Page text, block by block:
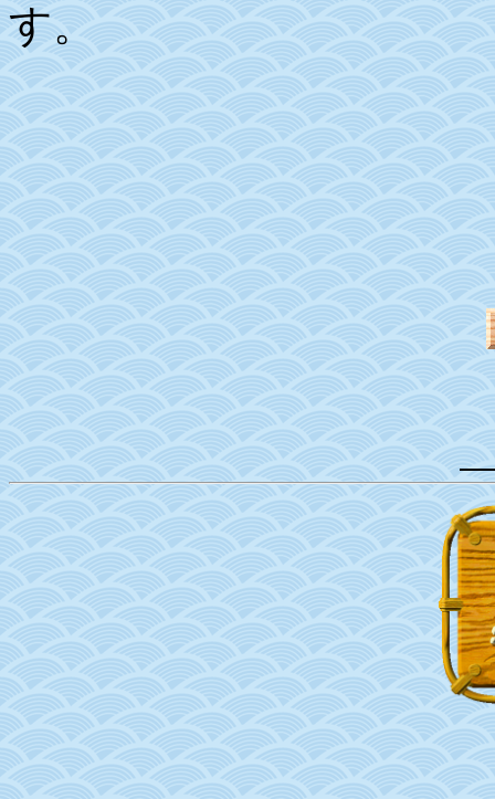
す。